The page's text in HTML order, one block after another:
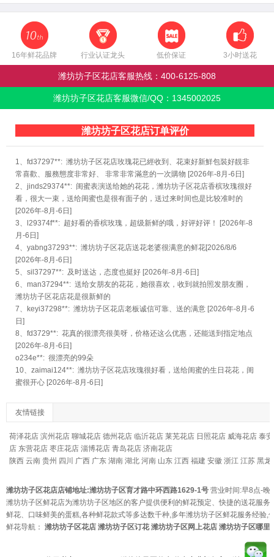
16年鲜花品牌 行业认证龙头 低价保证 3小时送花
潍坊坊子区花店客服热线： 400-6125-808
潍坊坊子区花店客服微信/QQ： 1345002025
潍坊坊子区花店订单评价
1、fd37297**: 潍坊坊子区花店玫瑰花已經收到、花束好新鮮包裝好靚非
常喜歡、服務態度非常好、 非常非常滿意的一次購物 [2026年-8月-6日]
2、jinds29374**: 闺蜜表演送给她的花花，潍坊坊子区花店香槟玫瑰很好
看，很大一束，送给闺蜜也是很有面子的，送过来时间也是比较准时的
[2026年-8月-6日]
3、l29374f**: 超好看的香槟玫瑰，超级新鲜的哦，好评好评！ [2026年-8
月-6日]
4、yabng37293**: 潍坊坊子区花店送花老婆很满意的鲜花[2026/8/6
[2026年-8月-6日]
5、sil37297**: 及时送达，态度也挺好 [2026年-8月-6日]
6、man37294**: 送给女朋友的花花，她很喜欢，收到就拍照发朋友圈，
潍坊坊子区花店花是很新鲜的
7、keyi37298**: 潍坊坊子区花店老板诚信可靠、送的满意 [2026年-8月-6
日]
8、fd3729**: 花真的很漂亮很美呀，价格还这么优惠，还能送到指定地点
[2026年-8月-6日]
o234e**: 很漂亮的99朵
10、zaimai124**: 潍坊坊子区花店玫瑰很好看，送给闺蜜的生日花花，闺
蜜很开心 [2026年-8月-6日]
友情链接
荷泽花店 滨州花店 聊城花店 德州花店 临沂花店 莱芜花店 日照花店 威海花店 泰
店 东营花店 枣庄花店 淄博花店 青岛花店 济南花店
陕西 云南 贵州 四川 广西 广东 湖南 湖北 河南 山东 江西 福建 安徽 浙江 江苏 黑龙
潍坊坊子区花店店铺地址:潍坊坊子区育才路中环西路1629-1号 营业时间:早8点-晚
潍坊坊子区鲜花店为潍坊坊子区地区的客户提供便利的鲜花预定、快捷的送花服务
鲜花、口味鲜美的蛋糕,各种鲜花款式等多达数千种,多年潍坊坊子区鲜花服务经验,
鲜花导航： 潍坊坊子区花店 潍坊坊子区订花 潍坊坊子区网上花店 潍坊坊子区哪里